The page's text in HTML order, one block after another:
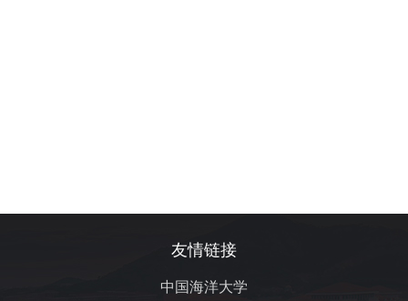
友情链接
中国海洋大学